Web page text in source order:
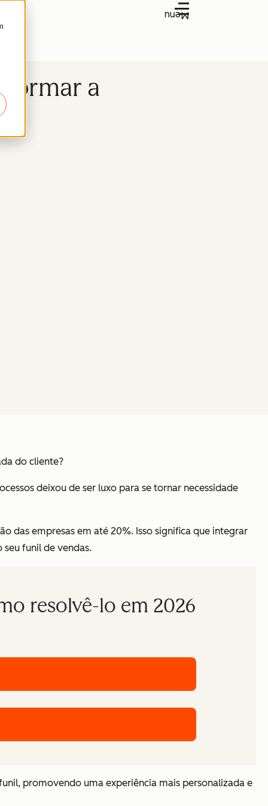
Menu
a
do cliente?
deixou de ser luxo para se tornar necessidade
das empresas em até 20%. Isso significa que integrar
funil de vendas.
resolvê-lo em 2026
promovendo uma experiência mais personalizada e